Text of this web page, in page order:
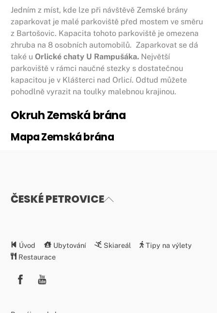
Jedním z míst, kde lze při návštěvě Zemské brány
zaparkovat je malé parkoviště před mostem ve směru
z Bartošovic. Kapacita tohoto parkoviště je omezena
zhruba na 8 osobních automobilů. Zaparkovat se dá
také uOrlické chaty U Rampušáka. Největší
parkoviště v rámci naučné stezky s dostatečnou
kapacitou je v Klášterci nad Orlicí. Odtud můžete
pohodlně vyrazit na toulky malebnou krajinou.
Okruh Zemská brána
Mapa Zemská brána
Back
ČESKÉ PETROVICE
Úvod Ubytování Skiareál
Tipy na výlety
Restaurace
Facebook